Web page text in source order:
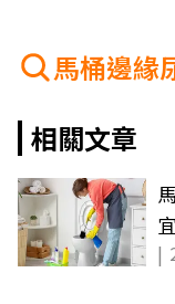
馬桶邊緣
相關文章
|